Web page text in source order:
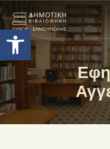
Ανοίξτε τη γραμμή εργαλείων
Η
ΟΙ
ΕΚΘΕΣΕΙΣ